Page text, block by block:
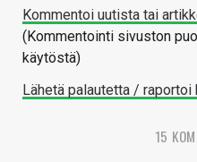
Kommentoi uutista tai
(Kommentointi sivuston
käytöstä)
Lähetä palautetta /
15